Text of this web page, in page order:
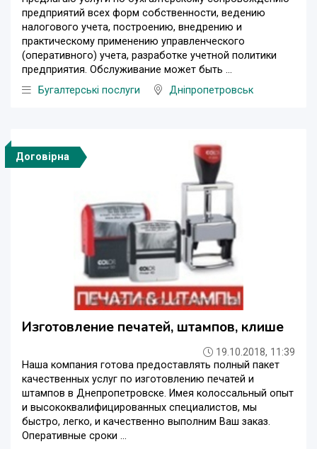
предприятий всех форм собственности, ведению
налогового учета, построению, внедрению и
практическому применению управленческого
(оперативного) учета, разработке учетной политики
предприятия. Обслуживание может быть ...
Бугалтерські послуги
Дніпропетровськ
Договірна
Изготовление печатей, штампов, клише
19.10.2018, 11:39
Наша компания готова предоставлять полный пакет
качественных услуг по изготовлению печатей и
штампов в Днепропетровске. Имея колоссальный опыт
и высококвалифицированных специалистов, мы
быстро, легко, и качественно выполним Ваш заказ.
Оперативные сроки ...